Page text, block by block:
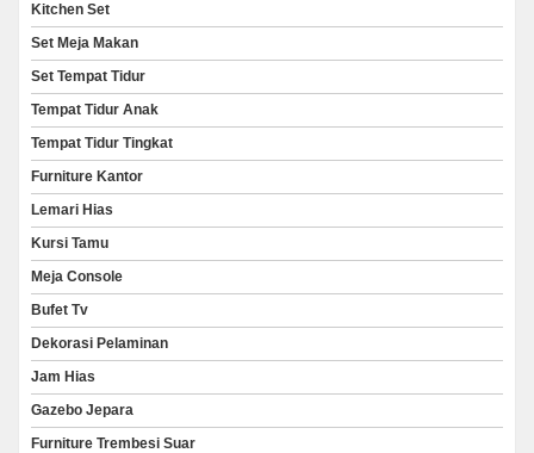
Kitchen Set
Set Meja Makan
Set Tempat Tidur
Tempat Tidur Anak
Tempat Tidur Tingkat
Furniture Kantor
Lemari Hias
Kursi Tamu
Meja Console
Bufet Tv
Dekorasi Pelaminan
Jam Hias
Gazebo Jepara
Furniture Trembesi Suar